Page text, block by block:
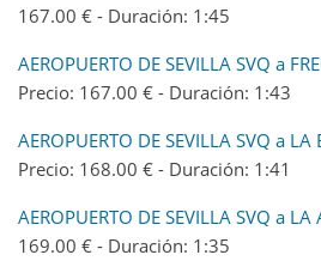
167.00 € - Duración: 1:45
AEROPUERTO DE SEVILLA SVQ a
Precio: 167.00 € - Duración: 1:43
AEROPUERTO DE SEVILLA SVQ a LA
Precio: 168.00 € - Duración: 1:41
AEROPUERTO DE SEVILLA SVQ a LA
169.00 € - Duración: 1:35